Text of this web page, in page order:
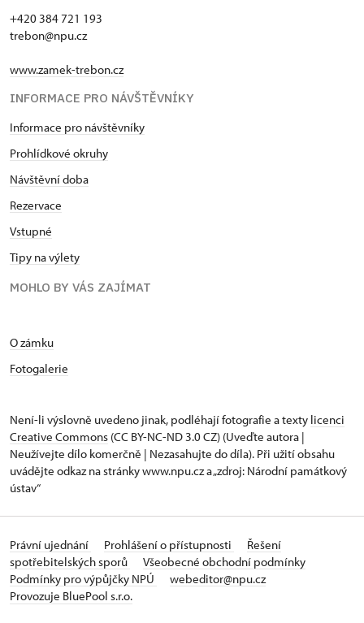
+420 384 721 193
trebon@npu.cz
www.zamek-trebon.cz
INFORMACE PRO NÁVŠTĚVNÍKY
Informace pro návštěvníky
Prohlídkové okruhy
Návštěvní doba
Rezervace
Vstupné
Tipy na výlety
MOHLO BY VÁS ZAJÍMAT
O zámku
Fotogalerie
Není-li výslovně uvedeno jinak, podléhají fotografie a texty licenci
Creative Commons (CC BY-NC-ND 3.0 CZ) (Uveďte autora |
Neužívejte dílo komerčně | Nezasahujte do díla). Při užití obsahu
uvádějte odkaz na stránky www.npu.cz a „zdroj: Národní památkový
ústav“
Právní ujednání Prohlášení o přístupnosti
Řešení
spotřebitelských sporů
Všeobecné obchodní podmínky
Podmínky pro výpůjčky NPÚ
webeditor@npu.cz
Provozuje BluePool s.r.o.